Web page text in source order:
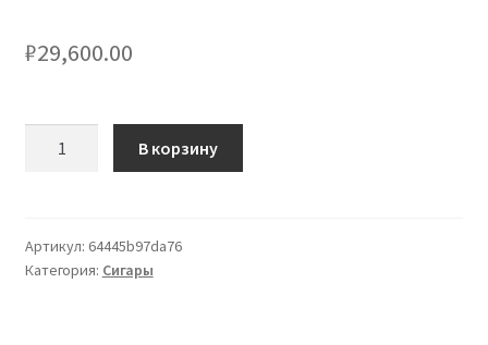
₽29,600.00
Edmundos
10
В корзину
Артикул: 64445b97da76
Категория: Сигары